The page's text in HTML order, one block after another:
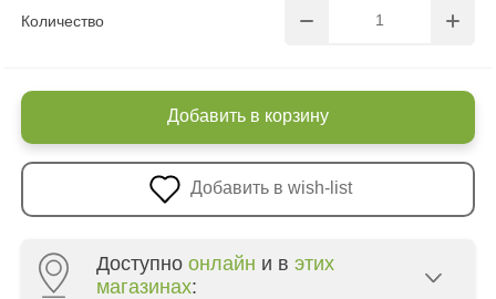
Количество
Добавить в корзину
Добавить в wish-list
Доступно онлайн и в этих
магазинах: